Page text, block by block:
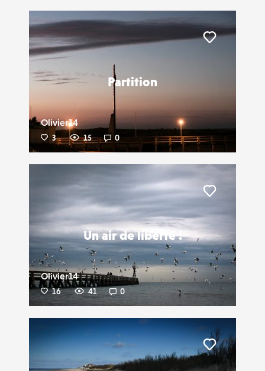
Partition
Olivier14
3 15 0
Un air de liberté !
Olivier14
16 41 0
Liker